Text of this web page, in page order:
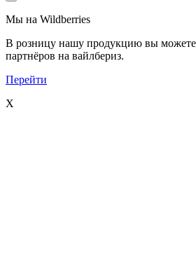
Мы на Wildberries
В розницу нашу продукцию вы
партнёров на вайлбериз.
Перейти
X